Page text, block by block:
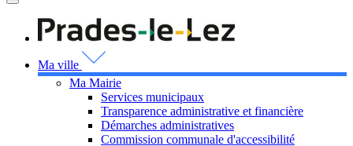
MENU
PRINCIPAL
Ma ville
Ma Mairie
Services municipaux
Transparence administrative et financière
Démarches administratives
Commission communale d'accessibilité